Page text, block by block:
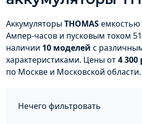
АккумуляторыTHOMASемкостью
Ампер-часов и пусковым током
наличии 10 моделей с
характеристиками. Цены от4 300
по Москве и Московской области.
Нечего фильтровать